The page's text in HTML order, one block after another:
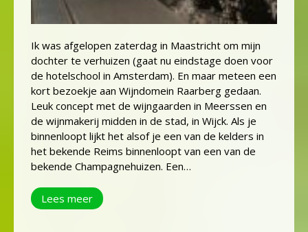
Ik was afgelopen zaterdag in Maastricht om mijn
dochter te verhuizen (gaat nu eindstage doen voor
de hotelschool in Amsterdam). En maar meteen een
kort bezoekje aan Wijndomein Raarberg gedaan.
Leuk concept met de wijngaarden in Meerssen en
de wijnmakerij midden in de stad, in Wijck. Als je
binnenloopt lijkt het alsof je een van de kelders in
het bekende Reims binnenloopt van een van de
bekende Champagnehuizen. Een…
Lees meer